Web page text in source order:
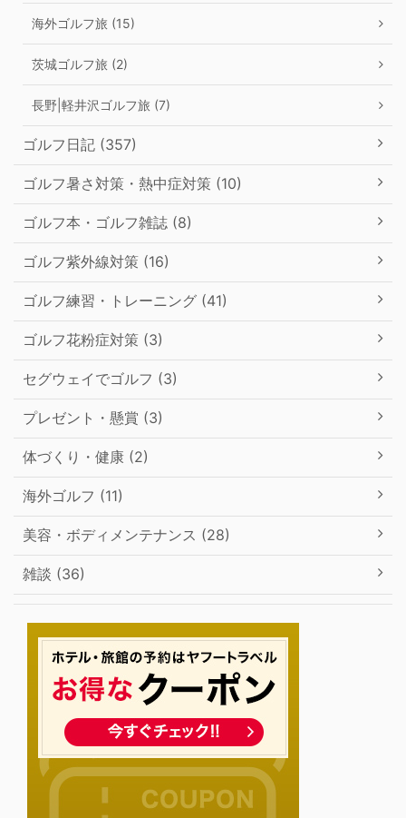
海外ゴルフ旅 (15)
茨城ゴルフ旅 (2)
長野|軽井沢ゴルフ旅 (7)
ゴルフ日記 (357)
ゴルフ暑さ対策・熱中症対策 (10)
ゴルフ本・ゴルフ雑誌 (8)
ゴルフ紫外線対策 (16)
ゴルフ練習・トレーニング (41)
ゴルフ花粉症対策 (3)
セグウェイでゴルフ (3)
プレゼント・懸賞 (3)
体づくり・健康 (2)
海外ゴルフ (11)
美容・ボディメンテナンス (28)
雑談 (36)